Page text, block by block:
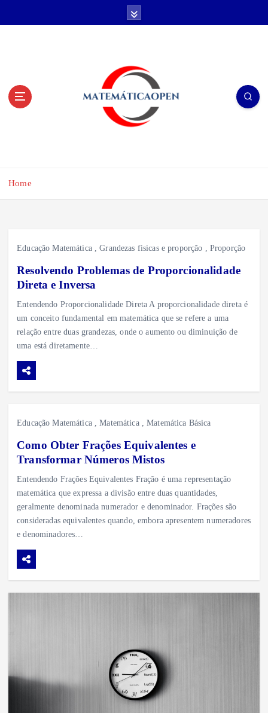
Home
Educação Matemática,Grandezas fisicas e proporção Proporção
Resolvendo Problemas de Proporcionalidade
Direta e Inversa
Entendendo Proporcionalidade Direta A proporcionalidade direta é
um conceito fundamental em matemática que se refere a uma
relação entre duas grandezas, onde o aumento ou diminuição de
uma está diretamente…
Educação Matemática,Matemática,Matemática Básica
Como Obter Frações Equivalentes e
Transformar Números Mistos
Entendendo Frações Equivalentes Fração é uma representação
matemática que expressa a divisão entre duas quantidades,
geralmente denominada numerador e denominador. Frações são
consideradas equivalentes quando, embora apresentem numeradores
e denominadores…